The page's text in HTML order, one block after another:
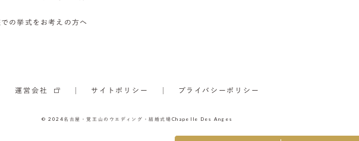
の挙式をお考えの方へ
運営会社 サイトポリシー プライバシーポリシー
© 2024名古屋・覚王山のウエディング・結婚式場 Chapelle Des Anges